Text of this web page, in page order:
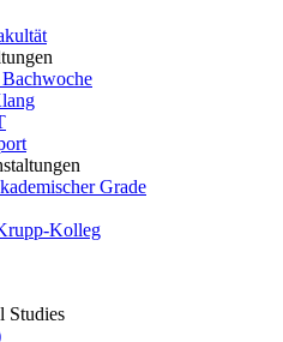
Grade
Kolleg
Studies